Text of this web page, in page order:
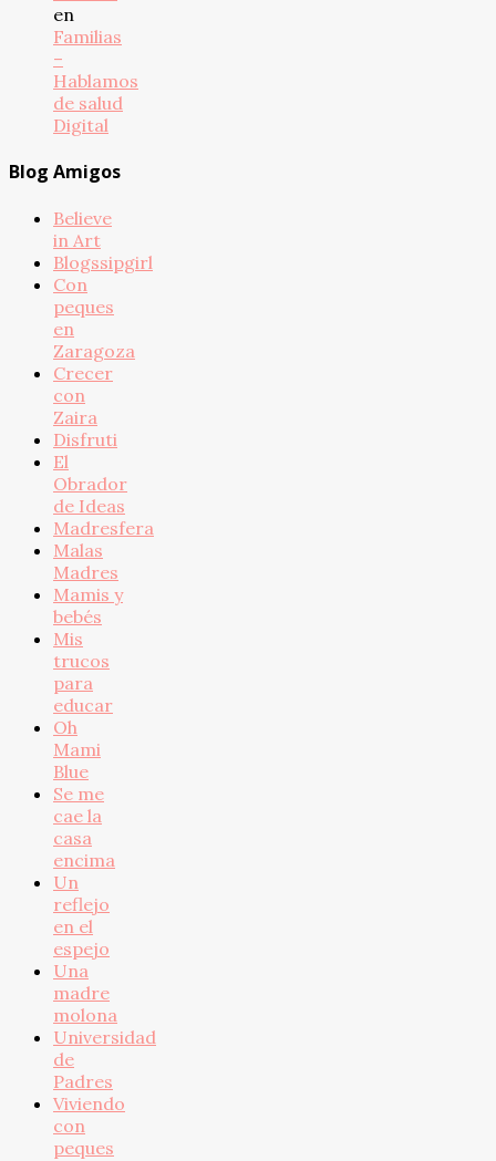
en
Familias
–
Hablamos
de salud
Digital
Blog Amigos
Believe
in Art
Blogssipgirl
Con
peques
en
Zaragoza
Crecer
con
Zaira
Disfruti
El
Obrador
de Ideas
Madresfera
Malas
Madres
Mamis y
bebés
Mis
trucos
para
educar
Oh
Mami
Blue
Se me
cae la
casa
encima
Un
reflejo
en el
espejo
Una
madre
molona
Universidad
de
Padres
Viviendo
con
peques